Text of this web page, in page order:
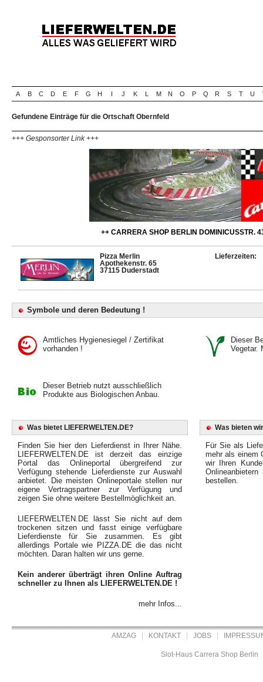
A B C D E F G H I J K L M N O P Q R S T U
Gefundene Einträge für die Ortschaft Obernfeld
+++ Gesponsorter Link +++
++ CARRERA SHOP BERLIN DOMINICUSSTR.
Pizza Merlin
Apothekenstr. 65
37115 Duderstadt
Lieferzeiten:
Symbole und deren Bedeutung !
Amtliches Hygienesiegel / Zertifikat
vorhanden !
Dieser
Vegetar.
Dieser Betrieb nutzt ausschließlich
Produkte aus Biologischen Anbau.
Was bietet LIEFERWELTEN.DE?
Finden Sie hier den Lieferdienst in Ihrer Nähe.
LIEFERWELTEN.DE ist derzeit das einzige
Portal das Onlineportal übergreifend zur
Verfügung stehende Lieferdienste zur Auswahl
anbietet. Die meisten Onlineportale stellen nur
eigene Vertragspartner zur Verfügung und
zeigen Sie ohne weitere Bestellmöglichkeit an.
LIEFERWELTEN.DE lässt Sie nicht auf dem
trockenen sitzen und fasst einige verfügbare
Lieferdienste für Sie zusammen. Es gibt
allerdings Portale wie PIZZA.DE die das nicht
möchten. Daran halten wir uns gerne.
Kein anderer überträgt ihren Online Auftrag
schneller zu Ihnen als LIEFERWELTEN.DE !
mehr Infos...
Was bieten
Für Sie als
mehr als einem
wir Ihren
bestellen.
AMZAG KONTAKT JOBS
Slot-Haus Carrera Shop Berlin